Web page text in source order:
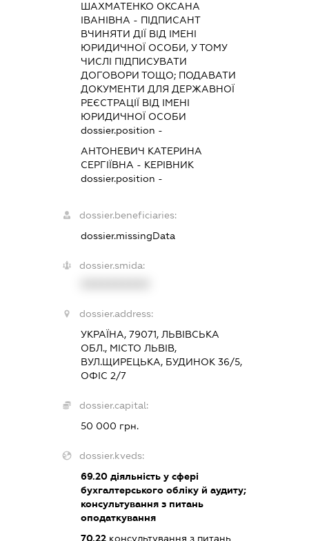
ШАХМАТЕНКО ОКСАНА
ІВАНІВНА - ПІДПИСАНТ
ВЧИНЯТИ ДІЇ ВІД ІМЕНІ
ЮРИДИЧНОЇ ОСОБИ, У ТОМУ
ЧИСЛІ ПІДПИСУВАТИ
ДОГОВОРИ ТОЩО; ПОДАВАТИ
ДОКУМЕНТИ ДЛЯ ДЕРЖАВНОЇ
РЕЄСТРАЦІЇ ВІД ІМЕНІ
ЮРИДИЧНОЇ ОСОБИ
dossier.position -
АНТОНЕВИЧ КАТЕРИНА
СЕРГІЇВНА - КЕРІВНИК
dossier.position -
dossier.beneficiaries:
dossier.missingData
dossier.smida:
dossier.address:
УКРАЇНА, 79071, ЛЬВІВСЬКА
ОБЛ., МІСТО ЛЬВІВ,
ВУЛ.ЩИРЕЦЬКА, БУДИНОК 36/5,
ОФІС 2/7
dossier.capital:
50 000 грн.
dossier.kveds:
69.20 діяльність у сфері
бухгалтерського обліку й аудиту;
консультування з питань
оподаткування
70.22 консультування з питань